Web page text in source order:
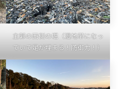
主郭の西側の堀（湿地帯になっ
ていて足が埋まる！防御力！）